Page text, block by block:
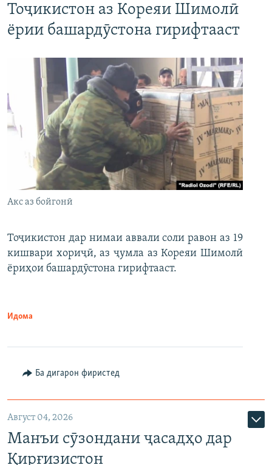
Тоҷикистон аз Кореяи Шимолӣ
ёрии башардӯстона гирифтааст
Акс аз бойгонӣ
Тоҷикистон дар нимаи аввали соли равон аз 19
кишвари хориҷӣ, аз ҷумла аз Кореяи Шимолӣ
ёриҳои башардӯстона гирифтааст.
Идома
Ба дигарон фиристед
Август 04, 2026
Манъи сӯзондани ҷасадҳо дар
Қирғизистон